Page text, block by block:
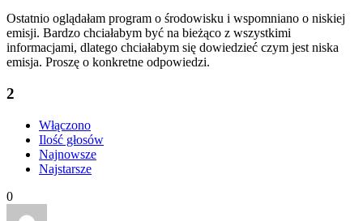
Ostatnio oglądałam program o środowisku i wspomniano o niskiej
emisji. Bardzo chciałabym być na bieżąco z wszystkimi
informacjami, dlatego chciałabym się dowiedzieć czym jest niska
emisja. Proszę o konkretne odpowiedzi.
2
Włączono
Ilość głosów
Najnowsze
Najstarsze
0